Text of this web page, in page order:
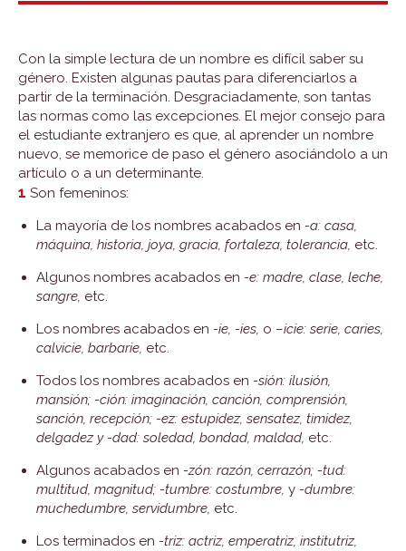
Con la simple lectura de un nombre es difícil saber su
género. Existen algunas pautas para diferenciarlos a
partir de la terminación. Desgraciadamente, son tantas
las normas como las excepciones. El mejor consejo para
el estudiante extranjero es que, al aprender un nombre
nuevo, se memorice de paso el género asociándolo a un
artículo o a un determinante.
1 Son femeninos:
La mayoría de los nombres acabados en -a: casa,
máquina, historia, joya, gracia, fortaleza, tolerancia, etc.
Algunos nombres acabados en -e: madre, clase, leche,
sangre, etc.
Los nombres acabados en -ie, -ies, o –icie: serie, caries,
calvicie, barbarie, etc.
Todos los nombres acabados en -sión: ilusión,
mansión; -ción: imaginación, canción, comprensión,
sanción, recepción; -ez: estupidez, sensatez, timidez,
delgadez y -dad: soledad, bondad, maldad, etc.
Algunos acabados en -zón: razón, cerrazón; -tud:
multitud, magnitud; -tumbre: costumbre, y -dumbre:
muchedumbre, servidumbre, etc.
Los terminados en -triz: actriz, emperatriz, institutriz,